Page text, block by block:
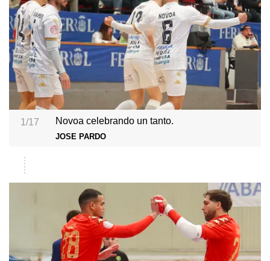
1/17 Novoa celebrando un tanto.
JOSE PARDO